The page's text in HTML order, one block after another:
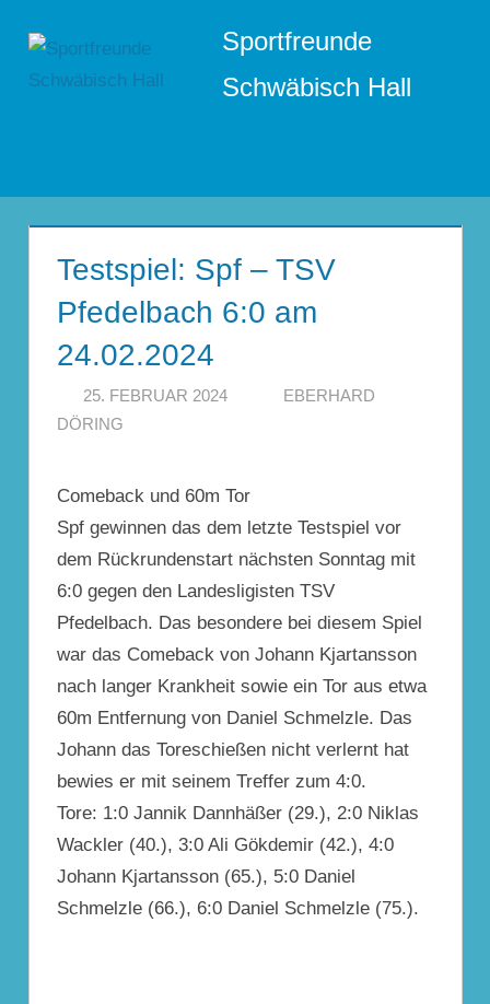
Inhalt
springen
Sportfreunde
Schwäbisch Hall
Testspiel: Spf – TSV
Pfedelbach 6:0 am
24.02.2024
25. FEBRUAR 2024
EBERHARD
DÖRING
Comeback und 60m Tor
Spf gewinnen das dem letzte Testspiel vor
dem Rückrundenstart nächsten Sonntag mit
6:0 gegen den Landesligisten TSV
Pfedelbach. Das besondere bei diesem Spiel
war das Comeback von Johann Kjartansson
nach langer Krankheit sowie ein Tor aus etwa
60m Entfernung von Daniel Schmelzle. Das
Johann das Toreschießen nicht verlernt hat
bewies er mit seinem Treffer zum 4:0.
Tore: 1:0 Jannik Dannhäßer (29.), 2:0 Niklas
Wackler (40.), 3:0 Ali Gökdemir (42.), 4:0
Johann Kjartansson (65.), 5:0 Daniel
Schmelzle (66.), 6:0 Daniel Schmelzle (75.).